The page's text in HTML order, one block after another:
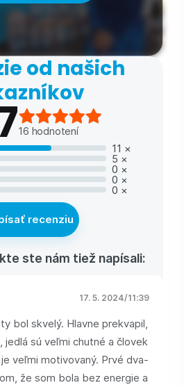
od našich
16 hodnotení
11 ×
5 ×
0 ×
0 ×
0 ×
recenziu
ste nám tiež napísali:
17. 5. 2024/11:39
bol skvelý. Hlavne prekvapil,
jedlá sú veľmi chutné a človek
veľmi motivovaný. Prvé dva-
že som bola bez energie a